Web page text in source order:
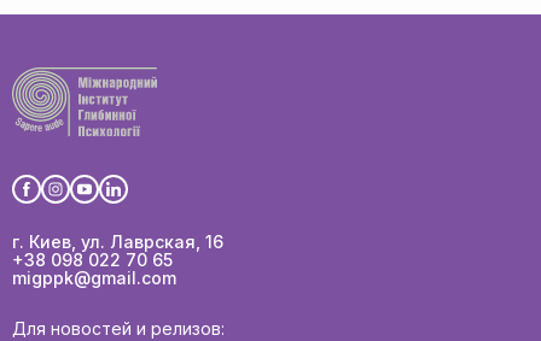
г. Киев, ул. Лаврская, 16
+38 098 022 70 65
migppk@gmail.com
Для новостей и релизов: